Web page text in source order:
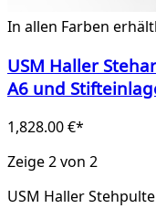
In allen Farben
USM Haller
A6 und
1,828.00 €*
Zeige 2 von 2
USM Haller